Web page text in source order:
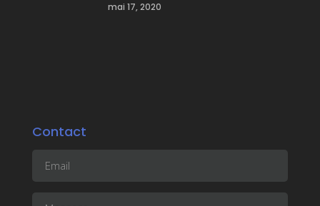
mai 17, 2020
Contact